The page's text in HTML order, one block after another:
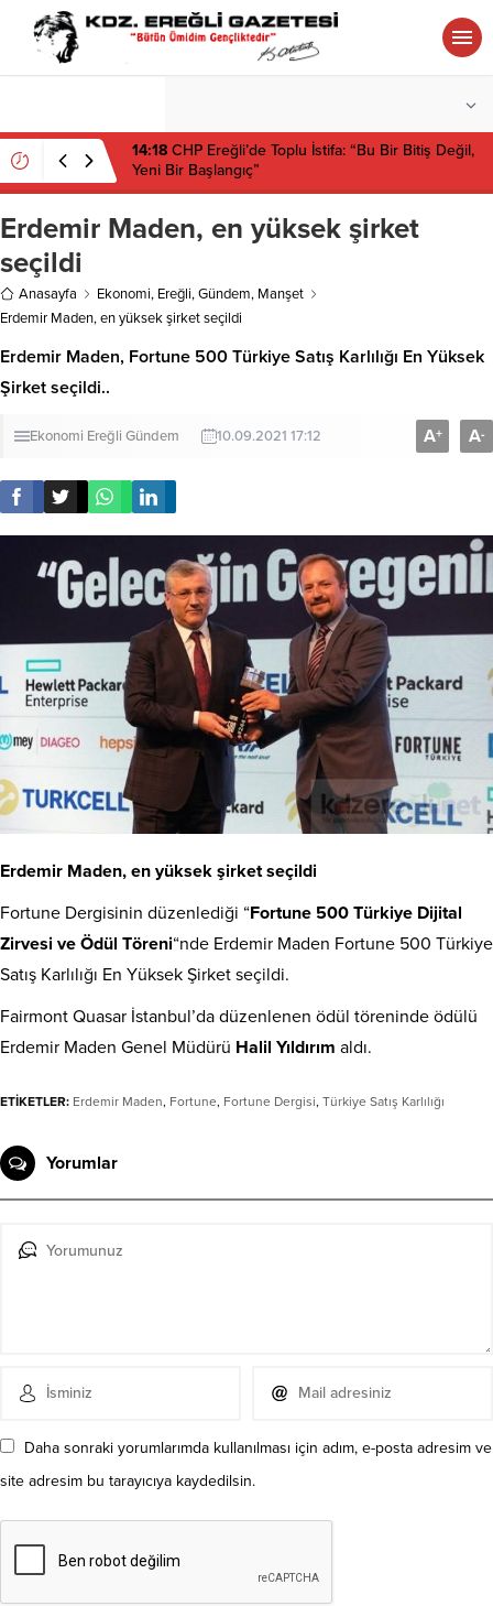
14:18 CHP Ereğli’de Toplu İstifa: “Bu Bir Bitiş Değil,
Yeni Bir Başlangıç”
Erdemir Maden, en yüksek şirket
seçildi
Anasayfa Ekonomi, Ereğli,Gündem, Manşet
Erdemir Maden, en yüksek şirket seçildi
Erdemir Maden, Fortune 500 Türkiye Satış Karlılığı En Yüksek
Şirket seçildi..
Ekonomi Ereğli Gündem 10.09.2021 17:12 A+ A-
Erdemir Maden, en yüksek şirket seçildi
Fortune Dergisinin düzenlediği “Fortune 500 Türkiye Dijital
Zirvesi ve Ödül Töreni“nde Erdemir Maden Fortune 500 Türkiye
Satış Karlılığı En Yüksek Şirket seçildi.
Fairmont Quasar İstanbul’da düzenlenen ödül töreninde ödülü
Erdemir Maden Genel Müdürü Halil Yıldırım aldı.
ETİKETLER: Erdemir Maden, Fortune, Fortune Dergisi, Türkiye Satış Karlılığı
Yorumlar
Daha sonraki yorumlarımda kullanılması için adım, e-posta adresim ve
site adresim bu tarayıcıya kaydedilsin.